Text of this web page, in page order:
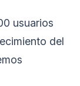
usuarios
del